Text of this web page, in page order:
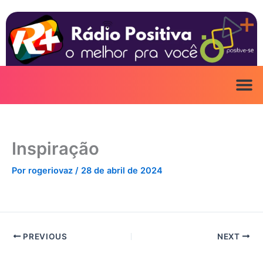
para
conteúdo
Inspiração
Por rogeriovaz / 28 de abril de 2024
PREVIOUS NEXT